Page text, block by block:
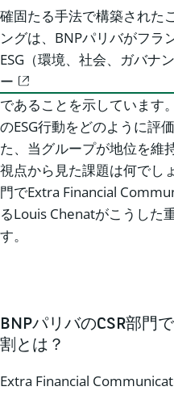
確固たる手法で構築された
ングは、BNPパリバがフラ
ESG（環境、社会、ガバナ
ー
であることを示しています
のESG行動をどのように評
た、当グループが地位を維
視点から見た課題は何でし
門でExtra Financial
るLouis Chenatがこうした
す。
BNPパリバのCSR部門
割とは？
Extra Financial